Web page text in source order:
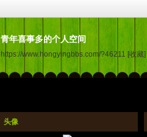
青年喜事多的个人空间
https://www.hongyingbbs.com/?46211 [收藏]
头像